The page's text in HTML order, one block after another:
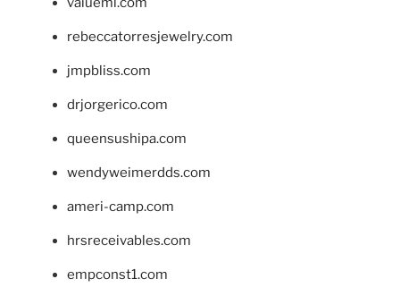
rebeccatorresjewelry.com
jmpbliss.com
drjorgerico.com
queensushipa.com
wendyweimerdds.com
ameri-camp.com
hrsreceivables.com
empconst1.com